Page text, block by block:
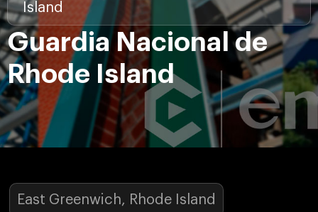
Island
Guardia Nacional de
Rhode Island
East Greenwich, Rhode Island